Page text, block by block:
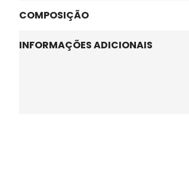
COMPOSIÇÃO
INFORMAÇÕES ADICIONAIS